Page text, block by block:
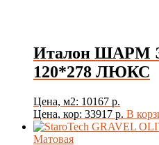
Италон ШАРМ
120*278 ЛЮКС
Цена, м2: 10167 р.
Цена, кор: 33917 р. В